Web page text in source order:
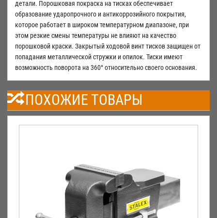
детали. Порошковая покраска на тисках обеспечивает
образование ударопрочного и антикоррозийного покрытия,
которое работает в широком температурном диапазоне, при
этом резкие смены температуры не влияют на качество
порошковой краски. Закрытый ходовой винт тисков защищен от
попадания металлической стружки и опилок. Тиски имеют
возможность поворота на 360° относительно своего основания.
ПОХОЖИЕ ТОВАРЫ